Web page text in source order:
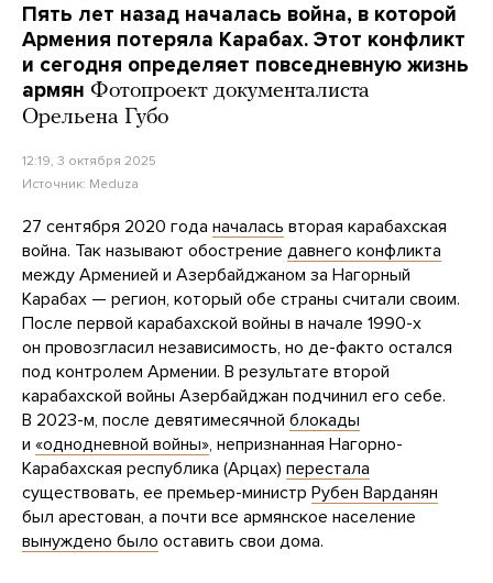
Пять лет назад началась война, в которой
Армения потеряла Карабах. Этот конфликт
и сегодня определяет повседневную жизнь
армян Фотопроект документалиста
Орельена Губо
12:19, 3 октября 2025
Источник: Meduza
27 сентября 2020 года началась вторая карабахская
война. Так называют обострение давнего конфликта
между Арменией и Азербайджаном за Нагорный
Карабах — регион, который обе страны считали своим.
После первой карабахской войны в начале 1990-х
он провозгласил независимость, но де-факто остался
под контролем Армении. В результате второй
карабахской войны Азербайджан подчинил его себе.
В 2023-м, после девятимесячной блокады
и «однодневной войны», непризнанная Нагорно-
Карабахская республика (Арцах) перестала
существовать, ее премьер-министр Рубен Варданян
был арестован, а почти все армянское население
вынуждено было оставить свои дома.